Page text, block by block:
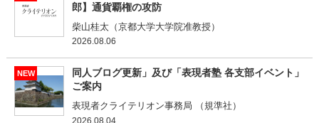
郎】通貨覇権の攻防
柴山桂太（京都大学大学院准教授）
2026.08.06
NEW
同人ブログ更新」及び「表現者塾 各支部イベント」
ご案内
表現者クライテリオン事務局 （規準社）
2026.08.04